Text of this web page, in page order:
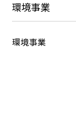
環境事業
環境事業